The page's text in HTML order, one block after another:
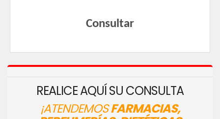
Consultar
REALICE AQUÍ SU CONSULTA
¡ATENDEMOSFARMACIAS,